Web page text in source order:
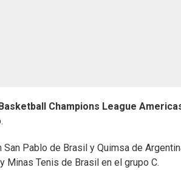
Basketball Champions League
Pablo de Brasil y Quimsa de
Minas Tenis de Brasil en el grupo C.